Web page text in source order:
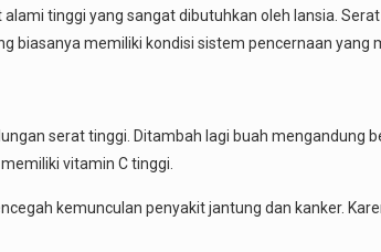
tinggi yang sangat dibutuhkan oleh lansia.
biasanya memiliki kondisi sistem pencernaan yang
serat tinggi. Ditambah lagi buah mengandung
vitamin C tinggi.
kemunculan penyakit jantung dan kanker.